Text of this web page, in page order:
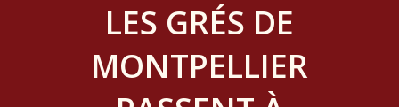
LES GRÉS DE
MONTPELLIER